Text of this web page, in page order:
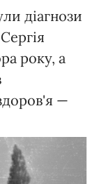
діагнози
року, а
—